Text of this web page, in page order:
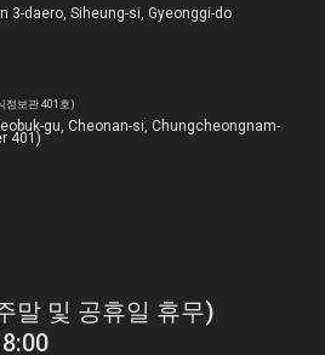
3-daero, Siheung-si, Gyeonggi-do
정보관 401호)
gu, Cheonan-si, Chungcheongnam-
401)
말 및 공휴일 휴무)